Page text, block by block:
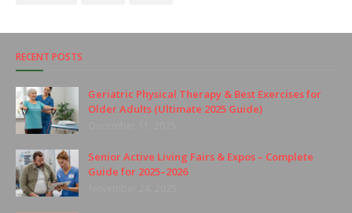
RECENT POSTS
Geriatric Physical Therapy & Best Exercises for
Older Adults (Ultimate 2025 Guide)
Senior Active Living Fairs & Expos – Complete
Guide for 2025–2026